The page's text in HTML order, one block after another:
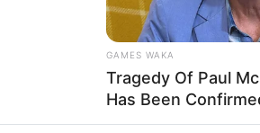
Bauern schon seit Jahrtausenden
gelehrt. Die mussten die
GAMES WAKA
Tragedy Of Paul
Has Been